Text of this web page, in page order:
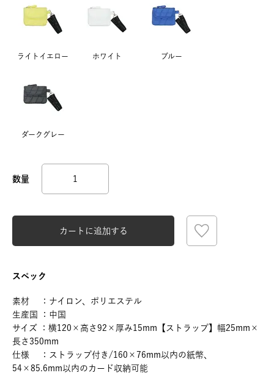
ライトイエロー ホワイト ブルー
ダークグレー
カートに追加する
スペック
素材 ：ナイロン、ポリエステル
生産国 ：中国
サイズ ：横120×高さ92×厚み15mm【ストラップ】幅25mm×
長さ350mm
仕様 ：ストラップ付き/160×76mm以内の紙幣、
54×85.6mm以内のカード収納可能